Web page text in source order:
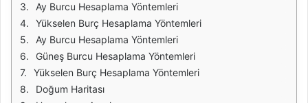
Ay Burcu Hesaplama Yöntemleri
Yükselen Burç Hesaplama Yöntemleri
Ay Burcu Hesaplama Yöntemleri
Güneş Burcu Hesaplama Yöntemleri
Yükselen Burç Hesaplama Yöntemleri
Doğum Haritası